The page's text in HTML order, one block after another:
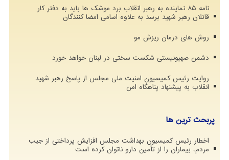
نامه ۸۵ نماینده به رهبر انقلاب برد موشک ها باید به دفتر کار
قاتلان رهبر شهید برسد به علاوه اسامی امضا کنندگان
روش های درمان ریزش مو
دشمن صهیونیستی شکست سختی در لبنان خواهد خورد
روایت رئیس کمیسیون امنیت ملی مجلس از پاسخ رهبر شهید
انقلاب به پیشنهاد پناهگاه امن
پربحث ترین ها
اخطار رئیس کمیسیون بهداشت مجلس افزایش پرداختی از جیب
مردم، بیماران را از تأمین دارو ناتوان کرده است